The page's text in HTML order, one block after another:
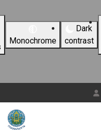
Monochrome
Dark
contrast